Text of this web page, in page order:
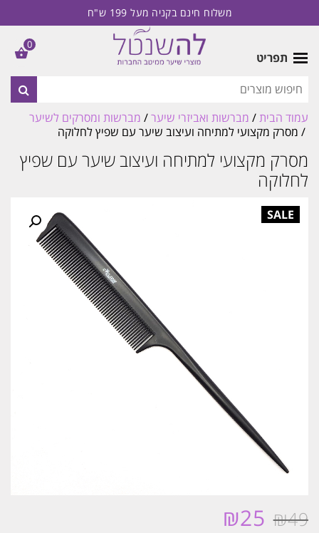
משלוח חינם בקניה מעל 199 ש"ח
תפריט
עמוד הבית/ מברשות ואביזרי שיער/ מברשות ומסרקים לשיער
/ מסרק מקצועי למתיחה ועיצוב שיער עם שפיץ לחלוקה
מסרק מקצועי למתיחה ועיצוב שיער עם שפיץ
לחלוקה
₪49
המחיר₪25
0